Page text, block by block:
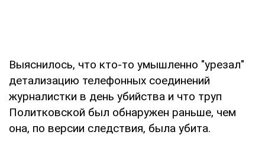
Выяснилось, что кто-то умышленно "урезал"
детализацию телефонных соединений
журналистки в день убийства и что труп
Политковской был обнаружен раньше, чем
она, по версии следствия, была убита.